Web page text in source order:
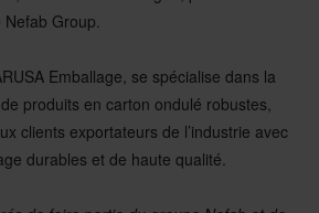
Group.
Emballage, se spécialise dans la
produits en carton ondulé robustes,
clients exportateurs de l’industrie avec
durables et de haute qualité.